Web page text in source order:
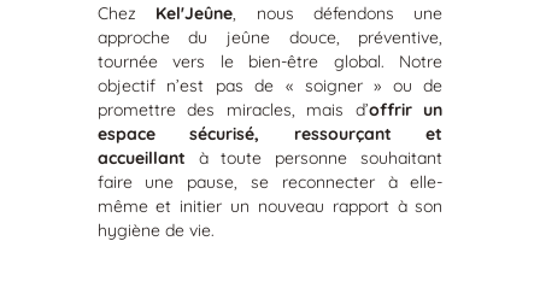
Chez KelʼJeûne , nous défendons une
approche du jeûne douce, préventive,
tournée vers le bien-être global. Notre
objectif n’est pas de « soigner » ou de
promettre des miracles, mais d’offrir un
espace sécurisé, ressourçant et
accueillant à toute personne souhaitant
faire une pause, se reconnecter à elle-
même et initier un nouveau rapport à son
hygiène de vie.